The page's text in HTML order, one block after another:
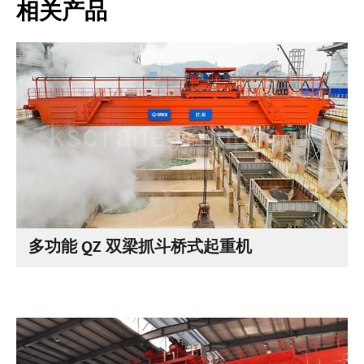
相关产品
多功能 QZ 双梁抓斗桥式起重机